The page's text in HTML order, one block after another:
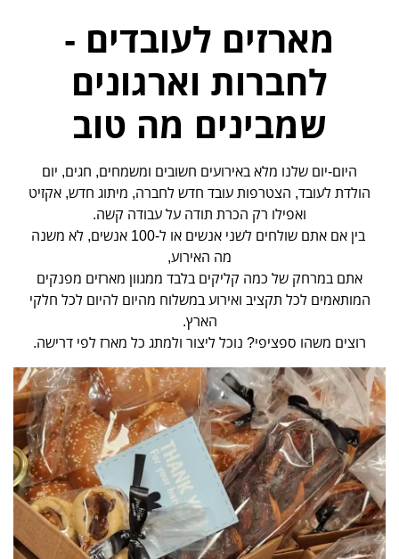
מארזים לעובדים -
לחברות וארגונים
שמבינים מה טוב
היום-יום שלנו מלא באירועים חשובים ומשמחים, חגים, יום
הולדת לעובד, הצטרפות עובד חדש לחברה, מיתוג חדש, אקזיט
ואפילו רק הכרת תודה על עבודה קשה.
בין אם אתם שולחים לשני אנשים או ל-100 אנשים, לא משנה
מה האירוע,
אתם במרחק של כמה קליקים בלבד ממגוון מארזים מפנקים
המותאמים לכל תקציב ואירוע במשלוח מהיום להיום לכל חלקי
הארץ.
רוצים משהו ספציפי? נוכל ליצור ולמתג כל מארז לפי דרישה.